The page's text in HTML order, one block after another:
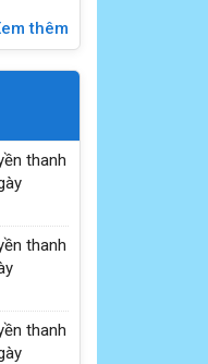
thêm
thanh
thanh
thanh
chó